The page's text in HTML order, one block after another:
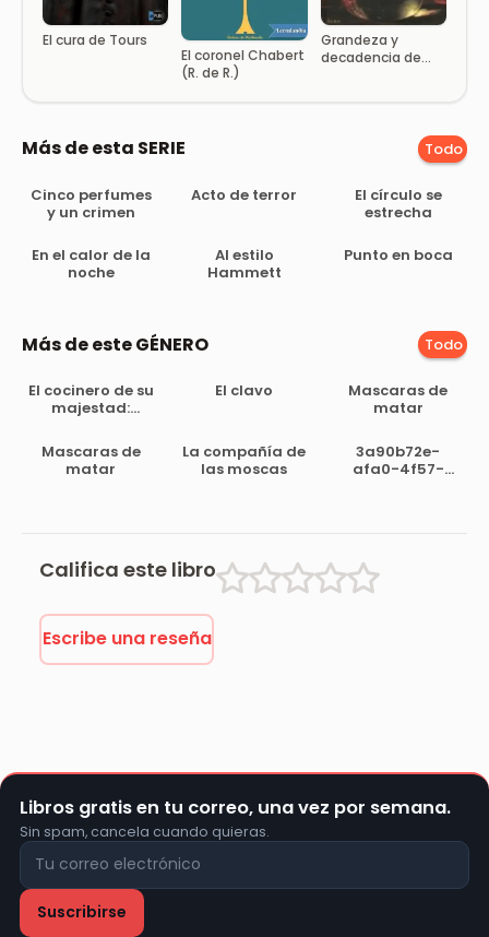
El cura de Tours
El coronel Chabert
(R. de R.)
Grandeza y
decadencia de
Más de esta SERIE Todo
Cinco perfumes
y un crimen
Acto de terror
El círculo se
estrecha
En el calor de la
noche
Al estilo
Hammett
Punto en boca
Más de este GÉNERO Todo
El cocinero de su
majestad:
tiempo de Felipe
III
El clavo
Mascaras de
matar
Mascaras de
matar
La compañía de
las moscas
3a90b72e-
afa0-4f57-
Califica este libro
Escribe una reseña
Libros gratis en tu correo, una vez por semana.
Sin spam, cancela cuando quieras.